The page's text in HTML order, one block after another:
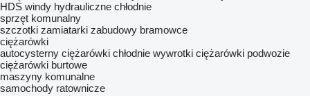
HDS windy hydrauliczne chłodnie
sprzęt komunalny
szczotki zamiatarki zabudowy bramowce
ciężarówki
autocysterny ciężarówki chłodnie wywrotki ciężarówki podwozie
ciężarówki burtowe
maszyny komunalne
samochody ratownicze